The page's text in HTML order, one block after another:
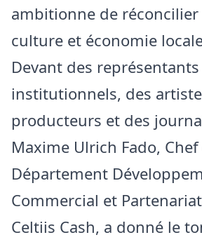
ambitionne de
culture et économie
Devant des représentants
institutionnels, des
producteurs et des
Maxime Ulrich Fado,
Département
Commercial et
Celtiis Cash, a donné le